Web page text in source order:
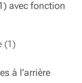
avec fonction
(1)
à l’arrière